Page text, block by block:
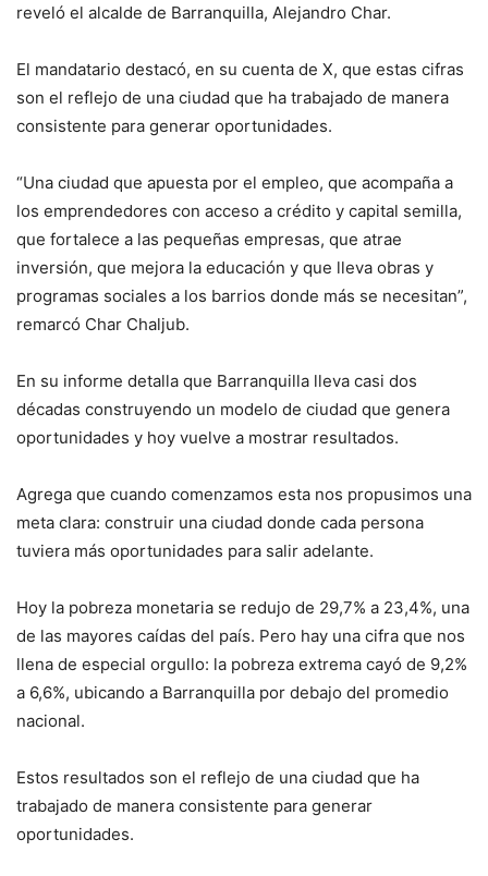
reveló el alcalde de Barranquilla, Alejandro Char.
El mandatario destacó, en su cuenta de X, que estas cifras
son el reflejo de una ciudad que ha trabajado de manera
consistente para generar oportunidades.
“Una ciudad que apuesta por el empleo, que acompaña a
los emprendedores con acceso a crédito y capital semilla,
que fortalece a las pequeñas empresas, que atrae
inversión, que mejora la educación y que lleva obras y
programas sociales a los barrios donde más se necesitan”,
remarcó Char Chaljub.
En su informe detalla que Barranquilla lleva casi dos
décadas construyendo un modelo de ciudad que genera
oportunidades y hoy vuelve a mostrar resultados.
Agrega que cuando comenzamos esta nos propusimos una
meta clara: construir una ciudad donde cada persona
tuviera más oportunidades para salir adelante.
Hoy la pobreza monetaria se redujo de 29,7% a 23,4%, una
de las mayores caídas del país. Pero hay una cifra que nos
llena de especial orgullo: la pobreza extrema cayó de 9,2%
a 6,6%, ubicando a Barranquilla por debajo del promedio
nacional.
Estos resultados son el reflejo de una ciudad que ha
trabajado de manera consistente para generar
oportunidades.